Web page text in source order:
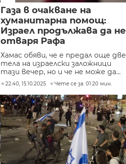
Газа в очакване на
хуманитарна помощ:
Израел продължава да не
отваря Рафа
Хамас обяви, че е предал още две
тела на израелски заложници
тази вечер, но и че не може да...
22:40, 15.10.2025 Чете се за: 01:20 мин.